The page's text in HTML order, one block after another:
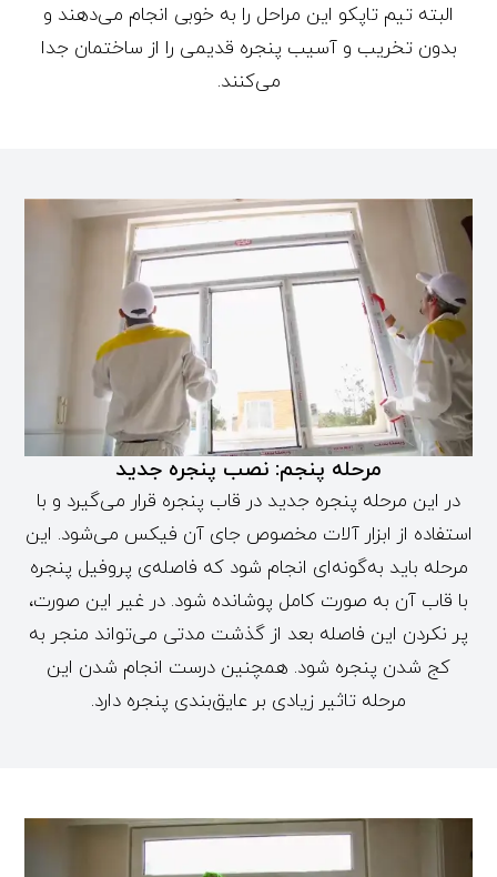
البته تیم تاپکو این مراحل را به خوبی انجام می‌دهند و
بدون تخریب و آسیب پنجره قدیمی را از ساختمان جدا
می‌کنند.
مرحله پنجم: نصب پنجره جدید
در این مرحله پنجره جدید در قاب پنجره قرار می‌گیرد و با
استفاده از ابزار آلات مخصوص جای آن فیکس می‌شود. این
مرحله باید به‌گونه‌ای انجام شود که فاصله‌ی پروفیل پنجره
با قاب آن به صورت کامل پوشانده شود. در غیر این صورت،
پر نکردن این فاصله بعد از گذشت مدتی می‌تواند منجر به
کج شدن پنجره شود. همچنین درست انجام شدن این
مرحله تاثیر زیادی بر عایق‌بندی پنجره دارد.